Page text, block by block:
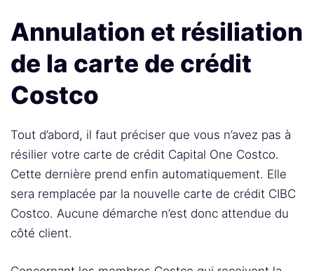
Annulation et résiliation
de la carte de crédit
Costco
Tout d’abord, il faut préciser que vous n’avez pas à
résilier votre carte de crédit Capital One Costco.
Cette dernière prend enfin automatiquement. Elle
sera remplacée par la nouvelle carte de crédit CIBC
Costco. Aucune démarche n’est donc attendue du
côté client.